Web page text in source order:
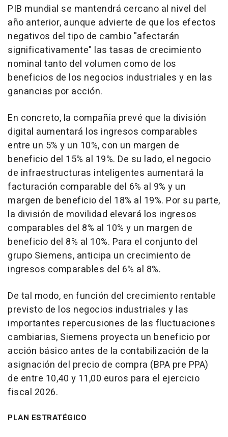
PIB mundial se mantendrá cercano al nivel del
año anterior, aunque advierte de que los efectos
negativos del tipo de cambio "afectarán
significativamente" las tasas de crecimiento
nominal tanto del volumen como de los
beneficios de los negocios industriales y en las
ganancias por acción.
En concreto, la compañía prevé que la división
digital aumentará los ingresos comparables
entre un 5% y un 10%, con un margen de
beneficio del 15% al 19%. De su lado, el negocio
de infraestructuras inteligentes aumentará la
facturación comparable del 6% al 9% y un
margen de beneficio del 18% al 19%. Por su parte,
la división de movilidad elevará los ingresos
comparables del 8% al 10% y un margen de
beneficio del 8% al 10%. Para el conjunto del
grupo Siemens, anticipa un crecimiento de
ingresos comparables del 6% al 8%.
De tal modo, en función del crecimiento rentable
previsto de los negocios industriales y las
importantes repercusiones de las fluctuaciones
cambiarias, Siemens proyecta un beneficio por
acción básico antes de la contabilización de la
asignación del precio de compra (BPA pre PPA)
de entre 10,40 y 11,00 euros para el ejercicio
fiscal 2026.
PLAN ESTRATÉGICO